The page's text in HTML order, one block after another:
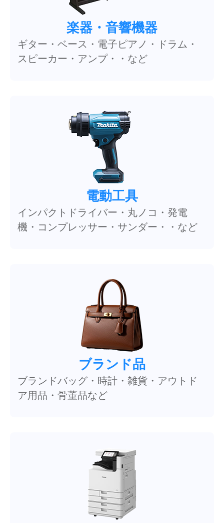
楽器・音響機器
ギター・ベース・電子ピアノ・ドラム・
スピーカー・アンプ・・など
電動工具
インパクトドライバー・丸ノコ・発電
機・コンプレッサー・サンダー・・など
ブランド品
ブランドバッグ・時計・雑貨・アウトド
ア用品・骨董品など